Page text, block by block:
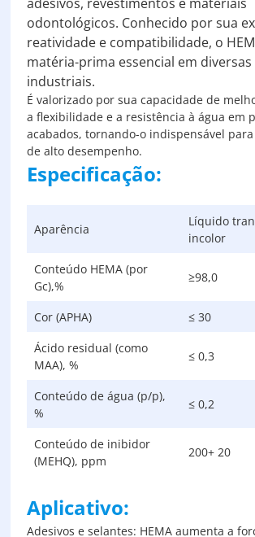
odontológicos. Conhecido por sua
reatividade e compatibilidade, o
matéria-prima essencial em diversas
industriais.
É valorizado por sua capacidade de
a flexibilidade e a resistência à água em
acabados, tornando-o indispensável
de alto desempenho.
Especificação:
Aparência
Líquido
incolor
Conteúdo HEMA (por
Gc),%
≥98,0
Cor (APHA)
≤ 30
Ácido residual (como
MAA), %
≤ 0,3
Conteúdo de água (p/p),
%
≤ 0,2
Conteúdo de inibidor
(MEHQ), ppm
200+ 20
Aplicativo:
Adesivos e selantes: HEMA aumenta a